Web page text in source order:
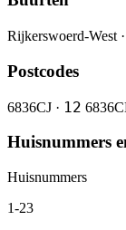
Rijkerswoerd-West ·
Postcodes
6836CJ · 12
Huisnummers
Huisnummers
1-23